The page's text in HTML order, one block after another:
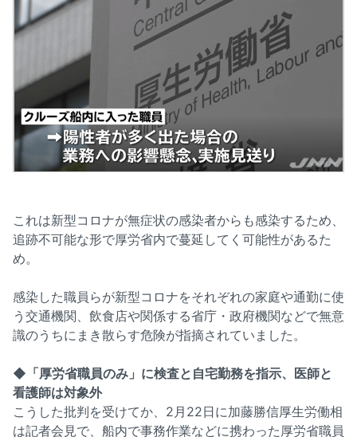
これは新型コロナが無症状の感染者からも感染するため、
追跡不可能な形で厚労省内で蔓延してく可能性があるた
め。
感染した職員らが新型コロナをそれぞれの家庭や通勤に使
う交通機関、飲食店や関係する省庁・政府機関などで無意
識のうちにまき散らす危険が指摘されていました。
◆「厚労省職員のみ」に検査と自宅勤務を指示、医師と
看護師は対象外
こうした批判を受けてか、2月22日に加藤勝信厚生労働相
は記者会見で、船内で事務作業などに携わった厚労省職員